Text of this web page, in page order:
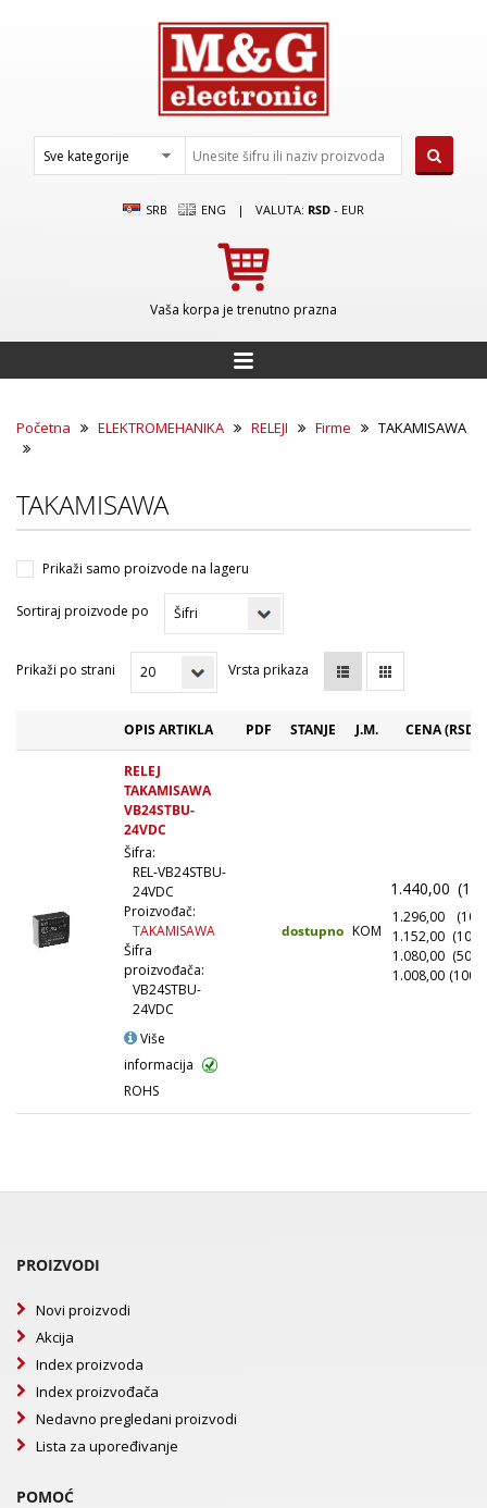
SRB ENG | VALUTA: RSD - EUR
Vaša korpa je trenutno prazna
Početna ELEKTROMEHANIKA RELEJI Firme TAKAMISAWA
TAKAMISAWA
Prikaži samo proizvode na lageru
Sortiraj proizvode po
Prikaži po strani Vrsta prikaza
OPIS ARTIKLA PDF STANJE J.M. CENA (RSD)
RELEJ
TAKAMISAWA
VB24STBU-
24VDC
Šifra:
REL-VB24STBU-
24VDC
Proizvođač:
TAKAMISAWA
Šifra
proizvođača:
VB24STBU-
24VDC
Više
informacija
ROHS
dostupno KOM
1.440,00 (1+)
1.296,00
(10+)
1.152,00
1.080,00
1.008,00
PROIZVODI
Novi proizvodi
Akcija
Index proizvoda
Index proizvođača
Nedavno pregledani proizvodi
Lista za upoređivanje
POMOĆ